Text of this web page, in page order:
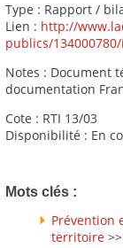
Type : Rapport /
Lien : http://
publics/
Notes : Document
documentation
Cote : RTI 13/03
Disponibilité : En
Mots clés :
Prévention
territoire >>